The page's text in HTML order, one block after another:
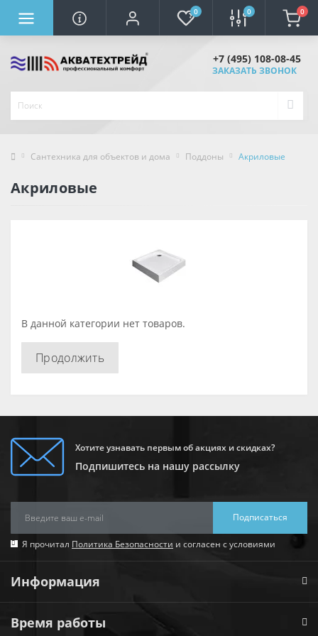
0 0 0
+7 (495) 108-08-45
ЗАКАЗАТЬ ЗВОНОК
Сантехника для объектов и дома Поддоны Акриловые
Акриловые
В данной категории нет товаров.
Продолжить
Хотите узнавать первым об акциях и скидках?
Подпишитесь на нашу рассылку
Подписаться
Я прочитал Политика Безопасности и согласен с условиями
Информация
Время работы